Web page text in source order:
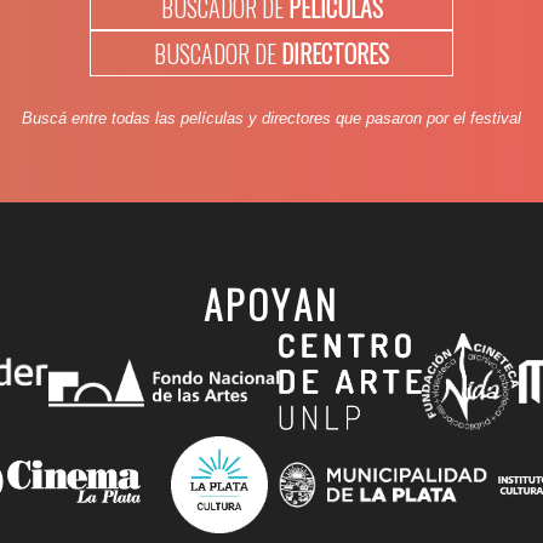
BUSCADOR DE PELÍCULAS
BUSCADOR DEDIRECTORES
Buscá entre todas las películas y directores que pasaron por el festival
APOYAN